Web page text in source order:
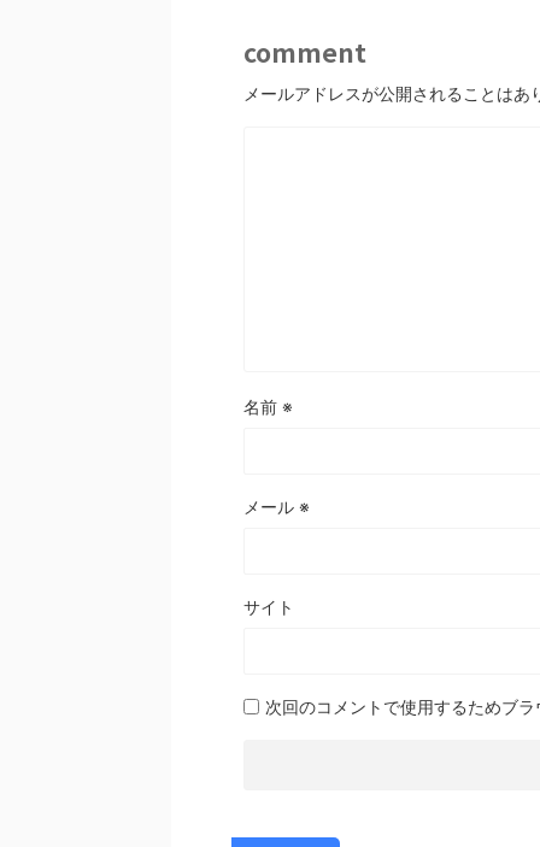
comment
メールアドレスが公開されることはあ
名前 ※
メール ※
サイト
次回のコメントで使用するためブ